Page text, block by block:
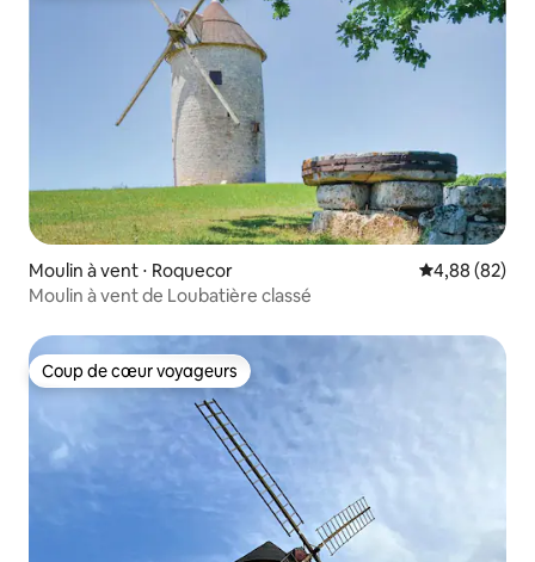
Moulin à vent ⋅ Roquecor Évaluation
4,88 (82)
Moulin à vent de Loubatière classé
Coup de cœur voyageurs
Coup de cœur voyageurs